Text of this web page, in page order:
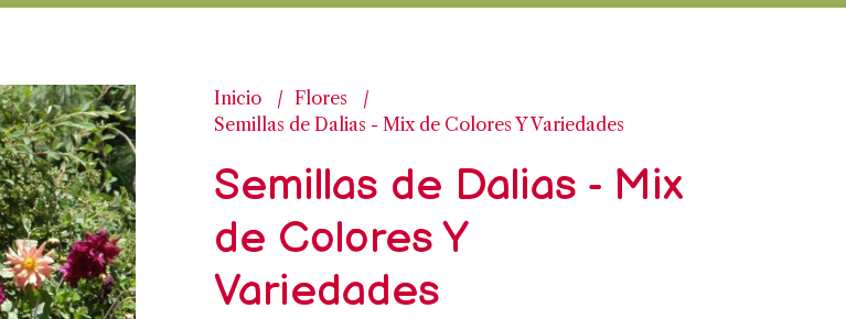
Inicio
Flores
Semillas de Dalias - Mix de Colores Y Variedades
Semillas de Dalias - Mix
de Colores Y
Variedades